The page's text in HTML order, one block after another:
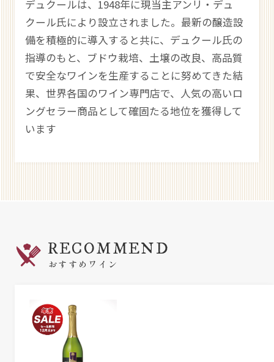
デュクールは、1948年に現当主アンリ・デュ
クール氏により設立されました。最新の醸造設
備を積極的に導入すると共に、デュクール氏の
指導のもと、ブドウ栽培、土壌の改良、高品質
で安全なワインを生産することに努めてきた結
果、世界各国のワイン専門店で、人気の高いロ
ングセラー商品として確固たる地位を獲得して
います
RECOMMEND
おすすめワイン